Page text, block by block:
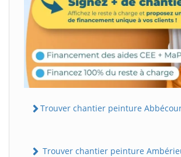
Trouver chantier peinture
Trouver chantier peinture